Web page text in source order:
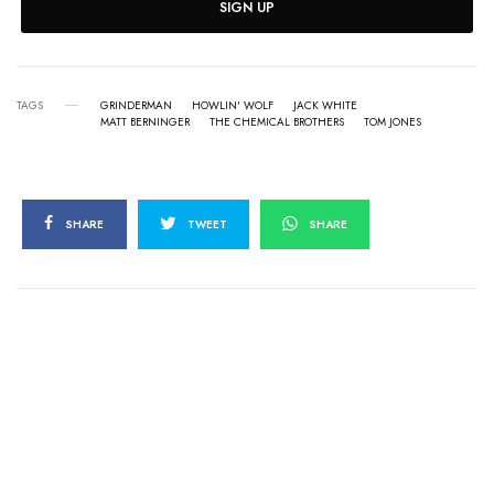
SIGN UP
TAGS GRINDERMAN HOWLIN' WOLF
JACK WHITE
MATT BERNINGER
THE CHEMICAL BROTHERS TOM JONES
SHARE TWEET SHARE